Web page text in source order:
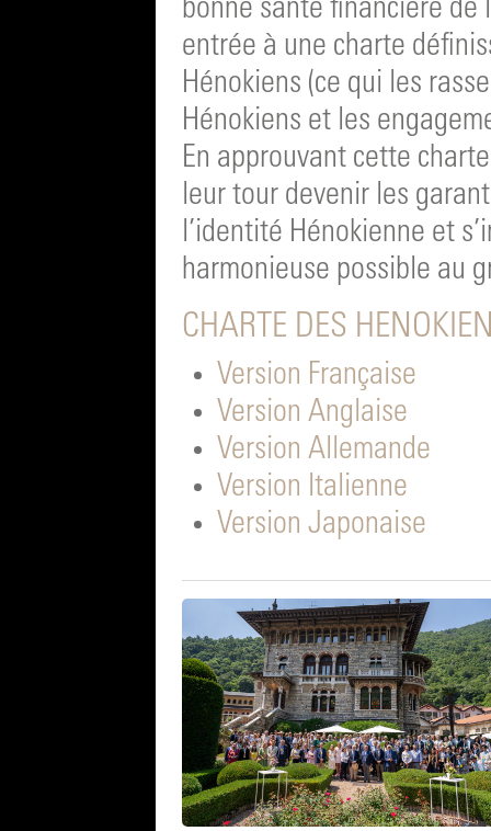
bonne santé financière de
entrée à une charte
Hénokiens (ce qui les
Hénokiens et les
En approuvant cette
leur tour devenir les
l’identité Hénokienne et
harmonieuse possible au
CHARTE DES
Version Française
Version Anglaise
Version Allemande
Version Italienne
Version Japonaise